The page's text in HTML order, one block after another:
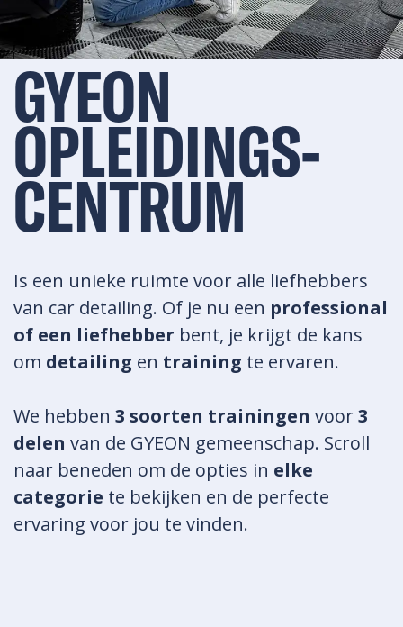
GYEON
OPLEIDINGS-
CENTRUM
Is een unieke ruimte voor alle liefhebbers
van car detailing. Of je nu een professional
of een liefhebber bent, je krijgt de kans
om detailing en training te ervaren.
We hebben 3 soorten trainingen voor3
delen van de GYEON gemeenschap. Scroll
naar beneden om de opties in elke
categorie te bekijken en de perfecte
ervaring voor jou te vinden.